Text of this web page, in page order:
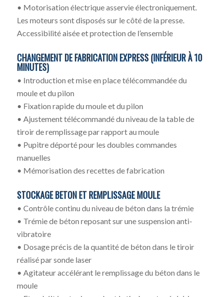
• Motorisation électrique asservie électroniquement.
Les moteurs sont disposés sur le côté de la presse.
Accessibilité aisée et protection de l’ensemble
CHANGEMENT DE FABRICATION EXPRESS (INFÉRIEUR À 10
MINUTES)
• Introduction et mise en place télécommandée du
moule et du pilon
• Fixation rapide du moule et du pilon
• Ajustement télécommandé du niveau de la table de
tiroir de remplissage par rapport au moule
• Pupitre déporté pour les doubles commandes
manuelles
• Mémorisation des recettes de fabrication
STOCKAGE BETON ET REMPLISSAGE MOULE
• Contrôle continu du niveau de béton dans la trémie
• Trémie de béton reposant sur une suspension anti-
vibratoire
• Dosage précis de la quantité de béton dans le tiroir
réalisé par sonde laser
• Agitateur accélérant le remplissage du béton dans le
moule